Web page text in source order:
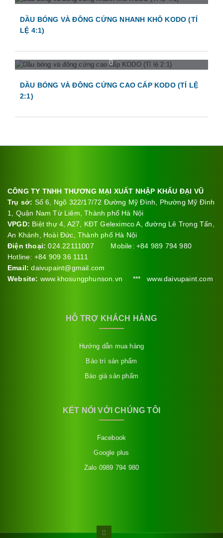
DẦU BÓNG VÀ ĐÔNG CỨNG NHANH KHÔ KODO (TỈ
LỆ 4:1)
DẦU BÓNG VÀ ĐÔNG CỨNG CAO CẤP KODO (TỈ LỆ
2:1)
CÔNG TY TNHH THƯƠNG MẠI XUẤT NHẬP KHẨU ĐẠI VŨ
Trụ sở: Số 6, Ngõ 322/17/72 Đường Mỹ Đình, Phường Mỹ Đình
1, Quận Nam Từ Liêm, Thành phố Hà Nội
VPGD: Biệt thự 4, A27, KĐT Geleximco A, đường Lê Trọng Tấn,
An Khánh, Hoài Đức, Thành phố Hà Nội
Điện thoại: 024.22111007 Mobile: +84 989 794 980
Hotline: +84 909 36 1111
Email:daivupaint@gmail.com
Website: www.khosungphunson.vn *** www.daivupaint.com
HỖ TRỢ KHÁCH HÀNG
Hướng dẫn mua hàng
Bảo trì sản phẩm
Báo giá sản phẩm
KẾT NỐI VỚI CHÚNG TÔI
Facebook
Google plus
Zalo 0989 794 980